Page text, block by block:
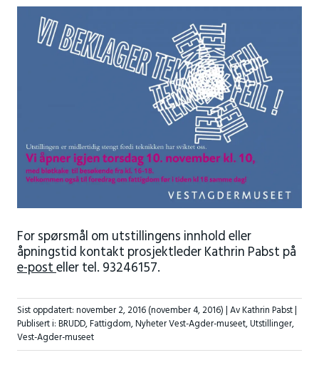
For spørsmål om utstillingens innhold eller
åpningstid kontakt prosjektleder Kathrin Pabst på
e-posteller tel. 93246157.
Sist oppdatert:november 2, 2016(november 4, 2016)| Av Kathrin Pabst |
Publisert i:BRUDD,Fattigdom,Nyheter Vest-Agder-museet,Utstillinger,
Vest-Agder-museet